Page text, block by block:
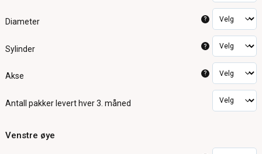
Diameter ?
Sylinder ?
Akse ?
Antall pakker levert hver 3. måned
Venstre øye